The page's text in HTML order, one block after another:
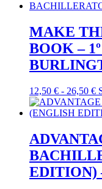
MAKE
BOOK –
12,50 € - 26,50 €
EDITION)